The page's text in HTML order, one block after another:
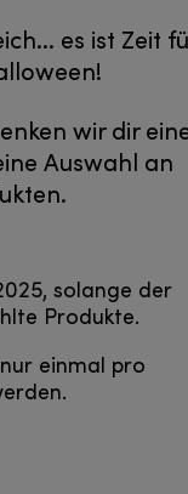
es ist Zeit
wir dir
Auswahl an
solange der
Produkte.
einmal pro